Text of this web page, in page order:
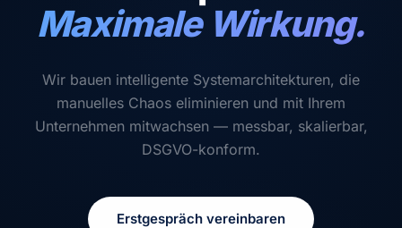
Maximale Wirkung.
Wir bauen intelligente Systemarchitekturen, die
manuelles Chaos eliminieren und mit Ihrem
Unternehmen mitwachsen — messbar, skalierbar,
DSGVO-konform.
Erstgespräch vereinbaren